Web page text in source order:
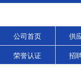
公司首页 供
荣誉认证 招